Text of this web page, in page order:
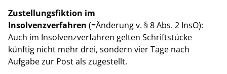
Zustellungsfiktion im
Insolvenzverfahren (=Änderung v. § 8 Abs. 2 InsO):
Auch im Insolvenzverfahren gelten Schriftstücke
künftig nicht mehr drei, sondern vier Tage nach
Aufgabe zur Post als zugestellt.